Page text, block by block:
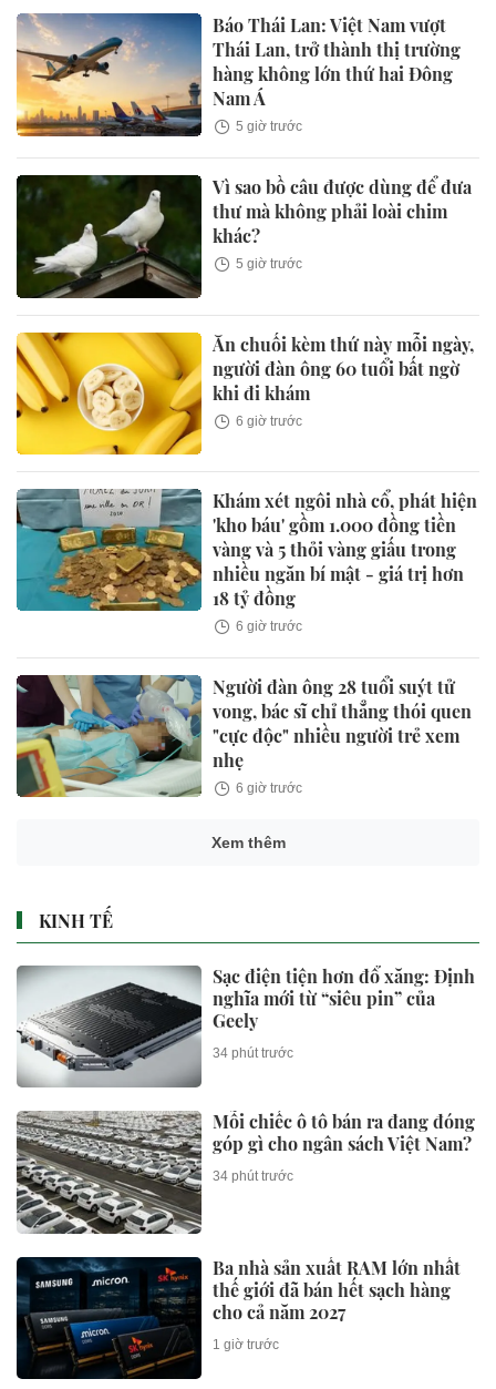
Báo Thái Lan: Việt Nam vượt
Thái Lan, trở thành thị trường
hàng không lớn thứ hai Đông
Nam Á
5 giờ trước
Vì sao bồ câu được dùng để đưa
thư mà không phải loài chim
khác?
5 giờ trước
Ăn chuối kèm thứ này mỗi ngày,
người đàn ông 60 tuổi bất ngờ
khi đi khám
6 giờ trước
Khám xét ngôi nhà cổ, phát hiện
'kho báu' gồm 1.000 đồng tiền
vàng và 5 thỏi vàng giấu trong
nhiều ngăn bí mật - giá trị hơn
18 tỷ đồng
6 giờ trước
Người đàn ông 28 tuổi suýt tử
vong, bác sĩ chỉ thẳng thói quen
"cực độc" nhiều người trẻ xem
nhẹ
6 giờ trước
Xem thêm
KINH TẾ
Sạc điện tiện hơn đổ xăng: Định
nghĩa mới từ “siêu pin” của
Geely
34 phút trước
Mỗi chiếc ô tô bán ra đang đóng
góp gì cho ngân sách Việt Nam?
34 phút trước
Ba nhà sản xuất RAM lớn nhất
thế giới đã bán hết sạch hàng
cho cả năm 2027
1 giờ trước